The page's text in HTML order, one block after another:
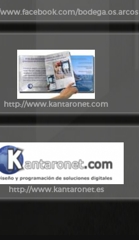
bodega.os.arcos
http://www.kantaronet.com
http://www.kantaronet.es